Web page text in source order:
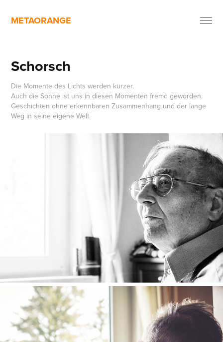
METAORANGE
Schorsch
Die Momente des Lichts werden kürzer.
Auch die Sonne ist uns in diesen Momenten fremd geworden.
Geschichten ohne erkennbaren Zusammenhang und der lange
Weg in seine eigene Welt.